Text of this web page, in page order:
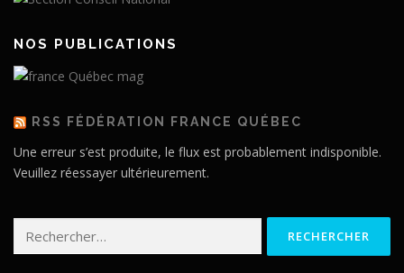
NOS PUBLICATIONS
RSS FÉDÉRATION FRANCE QUÉBEC
Une erreur s’est produite, le flux est probablement indisponible.
Veuillez réessayer ultérieurement.